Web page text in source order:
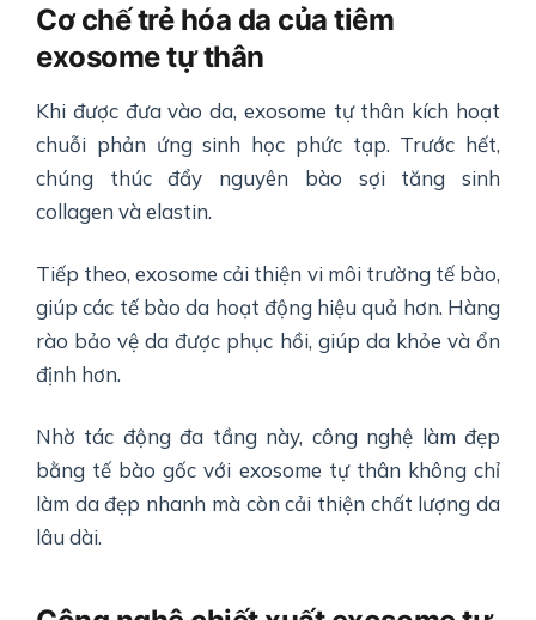
Cơ chế trẻ hóa da của tiêm
exosome tự thân
Khi được đưa vào da, exosome tự thân kích hoạt
chuỗi phản ứng sinh học phức tạp. Trước hết,
chúng thúc đẩy nguyên bào sợi tăng sinh
collagen và elastin.
Tiếp theo, exosome cải thiện vi môi trường tế bào,
giúp các tế bào da hoạt động hiệu quả hơn. Hàng
rào bảo vệ da được phục hồi, giúp da khỏe và ổn
định hơn.
Nhờ tác động đa tầng này, công nghệ làm đẹp
bằng tế bào gốc với exosome tự thân không chỉ
làm da đẹp nhanh mà còn cải thiện chất lượng da
lâu dài.